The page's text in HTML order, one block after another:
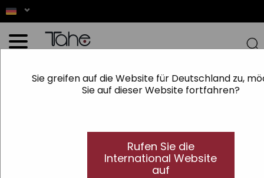
Sie greifen auf die Website für Deutschland zu,
Sie auf dieser Website fortfahren?
Rufen Sie die
International Website
auf